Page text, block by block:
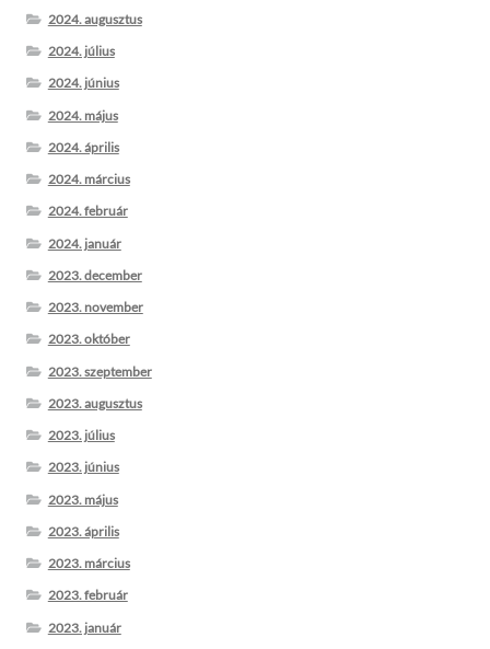
2024. augusztus
2024. július
2024. június
2024. május
2024. április
2024. március
2024. február
2024. január
2023. december
2023. november
2023. október
2023. szeptember
2023. augusztus
2023. július
2023. június
2023. május
2023. április
2023. március
2023. február
2023. január